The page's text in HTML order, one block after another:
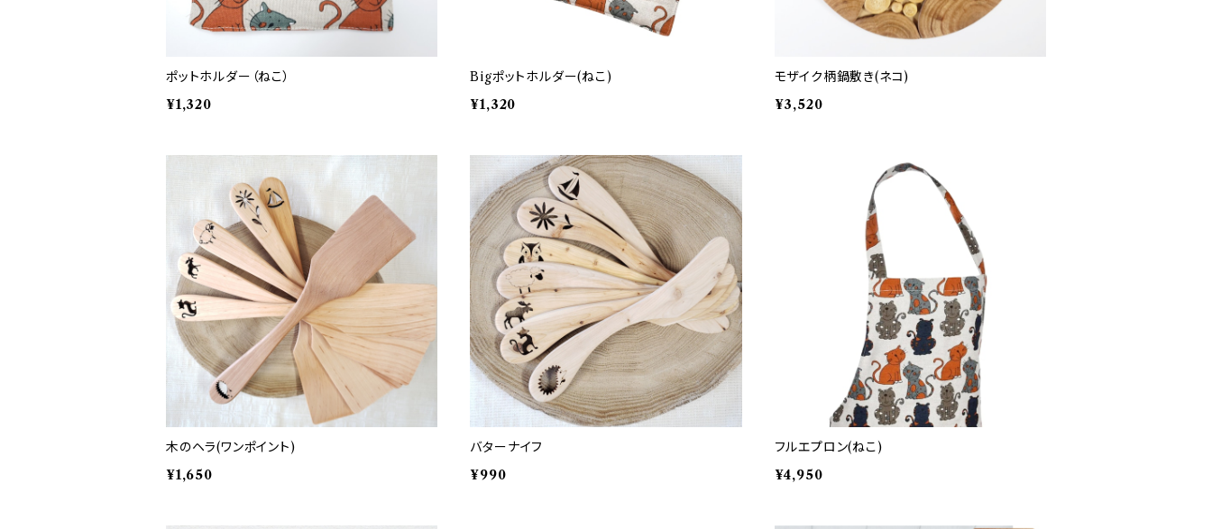
ポットホルダー（ねこ）
¥1,320
Bigポットホルダー(ねこ)
¥1,320
モザイク柄鍋敷き(ネコ)
¥3,520
木のヘラ(ワンポイント)
¥1,650
バターナイフ
¥990
フルエプロン(ねこ)
¥4,950